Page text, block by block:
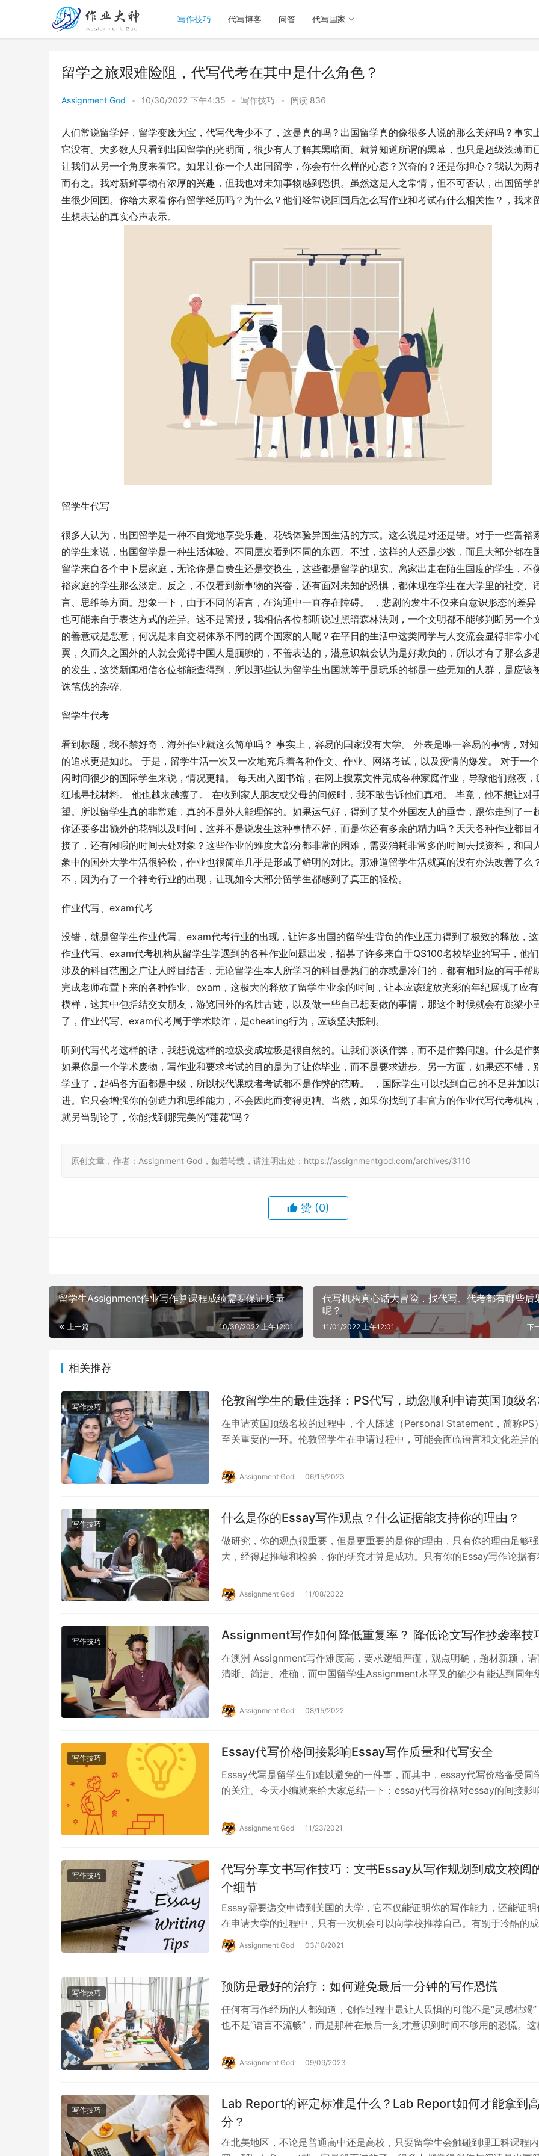
写作技巧 代写博客 问答 代写国家
留学之旅艰难险阻，代写代考在其中是什么角色？
Assignment God • 10/30/2022 下午4:35 • 写作技巧 • 阅读 836
人们常说留学好，留学变废为宝，代写代考少不了，这是真的吗？出国留学真的像很多人说的那么美好吗？事实
它没有。大多数人只看到出国留学的光明面，很少有人了解其黑暗面。就算知道所谓的黑幕，也只是超级浅薄而已
让我们从另一个角度来看它。如果让你一个人出国留学，你会有什么样的心态？兴奋的？还是你担心？我认为两
而有之。我对新鲜事物有浓厚的兴趣，但我也对未知事物感到恐惧。虽然这是人之常情，但不可否认，出国留学
生很少回国。你给大家看你有留学经历吗？为什么？他们经常说回国后怎么写作业和考试有什么相关性？，我来
生想表达的真实心声表示。
留学生代写
很多人认为，出国留学是一种不自觉地享受乐趣、花钱体验异国生活的方式。这么说是对还是错。对于一些富裕
的学生来说，出国留学是一种生活体验。不同层次看到不同的东西。不过，这样的人还是少数，而且大部分都在
留学来自各个中下层家庭，无论你是自费生还是交换生，这些都是留学的现实。离家出走在陌生国度的学生，不
裕家庭的学生那么淡定。反之，不仅看到新事物的兴奋，还有面对未知的恐惧，都体现在学生在大学里的社交、
言、思维等方面。想象一下，由于不同的语言，在沟通中一直存在障碍。 ，悲剧的发生不仅来自意识形态的差异
也可能来自于表达方式的差异。这不是警报，我相信各位都听说过黑暗森林法则，一个文明都不能够判断另一个
的善意或是恶意，何况是来自交易体系不同的两个国家的人呢？在平日的生活中这类同学与人交流会显得非常小
翼，久而久之国外的人就会觉得中国人是腼腆的，不善表达的，潜意识就会认为是好欺负的，所以才有了那么多
的发生，这类新闻相信各位都能查得到，所以那些认为留学生出国就等于是玩乐的都是一些无知的人群，是应该
诛笔伐的杂碎。
留学生代考
看到标题，我不禁好奇，海外作业就这么简单吗？ 事实上，容易的国家没有大学。 外表是唯一容易的事情，对
的追求更是如此。 于是，留学生活一次又一次地充斥着各种作文、作业、网络考试，以及疫情的爆发。 对于一
闲时间很少的国际学生来说，情况更糟。 每天出入图书馆，在网上搜索文件完成各种家庭作业，导致他们熬夜，
狂地寻找材料。 他也越来越瘦了。 在收到家人朋友或父母的问候时，我不敢告诉他们真相。 毕竟，他不想让对
望。所以留学生真的非常难，真的不是外人能理解的。如果运气好，得到了某个外国友人的垂青，跟你走到了一
你还要多出额外的花销以及时间，这并不是说发生这种事情不好，而是你还有多余的精力吗？天天各种作业都目
接了，还有闲暇的时间去处对象？这些作业的难度大部分都非常的困难，需要消耗非常多的时间去找资料，和国
象中的国外大学生活很轻松，作业也很简单几乎是形成了鲜明的对比。那难道留学生活就真的没有办法改善了么
不，因为有了一个神奇行业的出现，让现如今大部分留学生都感到了真正的轻松。
作业代写、exam代考
没错，就是留学生作业代写、exam代考行业的出现，让许多出国的留学生背负的作业压力得到了极致的释放，
作业代写、exam代考机构从留学生学遇到的各种作业问题出发，招募了许多来自于QS100名校毕业的写手，他
涉及的科目范围之广让人瞠目结舌，无论留学生本人所学习的科目是热门的亦或是冷门的，都有相对应的写手帮
完成老师布置下来的各种作业、exam，这极大的释放了留学生业余的时间，让本应该绽放光彩的年纪展现了应
模样，这其中包括结交女朋友，游览国外的名胜古迹，以及做一些自己想要做的事情，那这个时候就会有跳梁小
了，作业代写、exam代考属于学术欺诈，是cheating行为，应该坚决抵制。
听到代写代考这样的话，我想说这样的垃圾变成垃圾是很自然的。让我们谈谈作弊，而不是作弊问题。什么是作
如果你是一个学术废物，写作业和要求考试的目的是为了让你毕业，而不是要求进步。另一方面，如果还不错，
学业了，起码各方面都是中级，所以找代课或者考试都不是作弊的范畴。 ，国际学生可以找到自己的不足并加以
进。它只会增强你的创造力和思维能力，不会因此而变得更糟。当然，如果你找到了非官方的作业代写代考机构
就另当别论了，你能找到那完美的“莲花”吗？
原创文章，作者：Assignment God，如若转载，请注明出处：https://assignmentgod.com/archives/3110
赞 (0)
留学生Assignment作业写作算课程成绩需要保证质量
上一篇 10/30/2022 上午12:01
代写机构真心话大冒险，找代写、代考都有哪些后
呢？
下
11/01/2022 上午12:01
相关推荐
写作技巧 伦敦留学生的最佳选择：PS代写，助您顺利申请英国顶级
在申请英国顶级名校的过程中，个人陈述（Personal Statement，简称PS
至关重要的一环。伦敦留学生在申请过程中，可能会面临语言和文化差异的
Assignment God 06/15/2023
写作技巧 什么是你的Essay写作观点？什么证据能支持你的理由？
做研究，你的观点很重要，但是更重要的是你的理由，只有你的理由足够强
大，经得起推敲和检验，你的研究才算是成功。只有你的Essay写作论据有
Assignment God 11/08/2022
写作技巧 Assignment写作如何降低重复率？ 降低论文写作抄袭率技
在澳洲 Assignment写作难度高，要求逻辑严谨，观点明确，题材新颖，
清晰、简洁、准确，而中国留学生Assignment水平又的确少有能达到同年
Assignment God 08/15/2022
写作技巧 Essay代写价格间接影响Essay写作质量和代写安全
Essay代写是留学生们难以避免的一件事，而其中，essay代写价格备受同
的关注。今天小编就来给大家总结一下：essay代写价格对essay的间接影
Assignment God 11/23/2021
写作技巧
代写分享文书写作技巧：文书Essay从写作规划到成文校阅
个细节
Essay需要递交申请到美国的大学，它不仅能证明你的写作能力，还能证明
在申请大学的过程中，只有一次机会可以向学校推荐自己。有别于冷酷的成
单和考试成绩， Essay给了申请人一个…
Assignment God 03/18/2021
写作技巧 预防是最好的治疗：如何避免最后一分钟的写作恐慌
任何有写作经历的人都知道，创作过程中最让人畏惧的可能不是“灵感枯竭”
也不是“语言不流畅”，而是那种在最后一刻才意识到时间不够用的恐慌。这
Assignment God 09/09/2023
写作技巧
Lab Report的评定标准是什么？Lab Report如何才能拿到高
分？
在北美地区，不论是普通高中还是高校，只要留学生会触碰到理工科课程内